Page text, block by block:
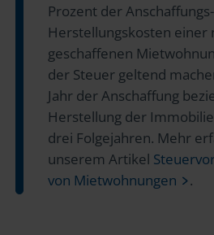
Prozent der
Herstellungskosten einer
geschaffenen
der Steuer geltend
Jahr der Anschaffung
Herstellung der
drei Folgejahren. Mehr
unserem Artikel
von Mietwohnungen
.